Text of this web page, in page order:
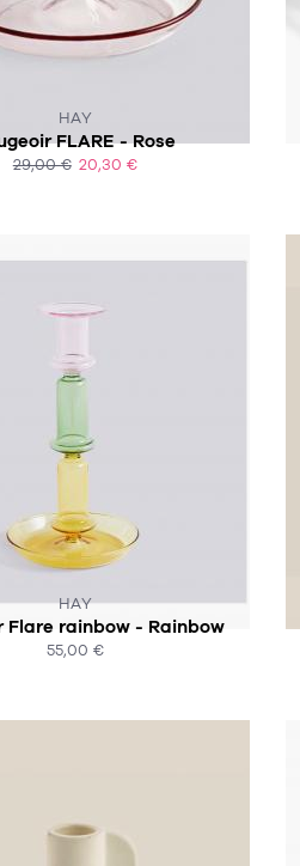
HAY
FLARE - Rose
29,00 € 20,30 €
HAY
Flare rainbow - Rainbow
55,00 €